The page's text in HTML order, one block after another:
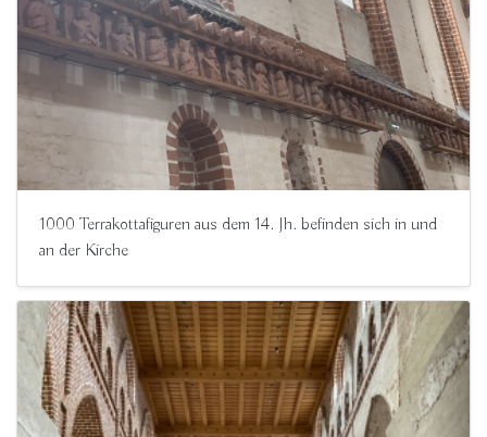
1000 Terrakottafiguren aus dem 14. Jh. befinden sich in und
an der Kirche